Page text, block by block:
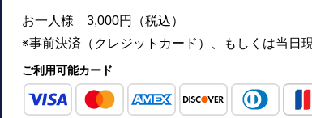
お一人様 3,000円（税込）
※事前決済（クレジットカード）、もしくは当日
ご利用可能カード